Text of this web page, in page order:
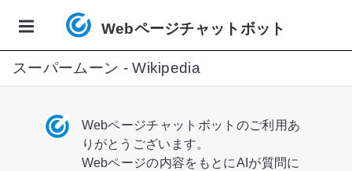
Webページチャットボット
スーパームーン - Wikipedia
Webページチャットボットのご利用あ
りがとうございます。
Webページの内容をもとにAIが質問に